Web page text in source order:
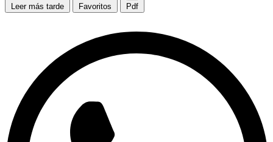
Leer más tarde Favoritos Pdf